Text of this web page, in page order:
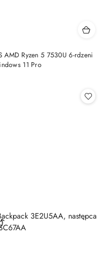
AMD Ryzen 5 7530U 6-rdzeni
11 Pro